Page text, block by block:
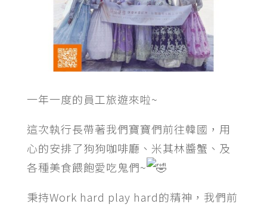
一年一度的員工旅遊來啦~
這次執行長帶著我們寶寶們前往韓國，用
心的安排了狗狗咖啡廳、米其林醬蟹、及
各種美食餵飽愛吃鬼們~
秉持Work hard play hard的精神，我們前